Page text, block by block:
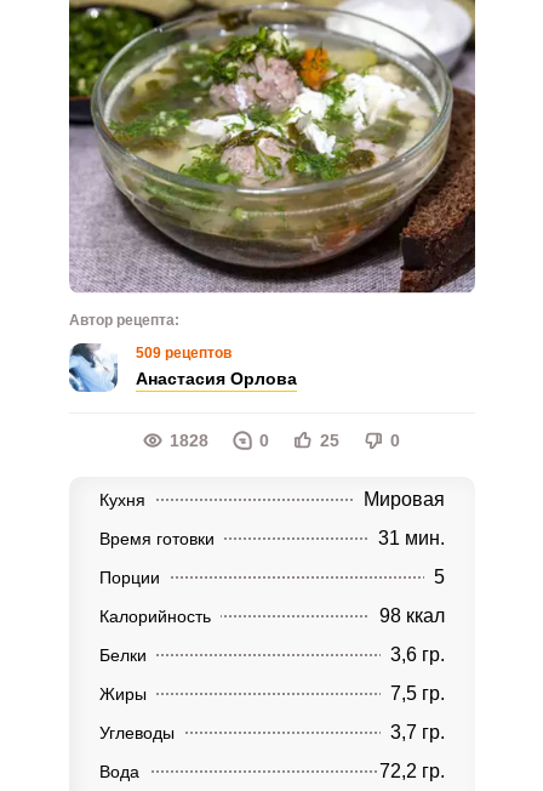
Автор рецепта:
509 рецептов
Анастасия Орлова
1828 0 25 0
Кухня Мировая
Время готовки 31 мин.
Порции 5
Калорийность 98 ккал
Белки 3,6 гр.
Жиры 7,5 гр.
Углеводы 3,7 гр.
Вода 72,2 гр.